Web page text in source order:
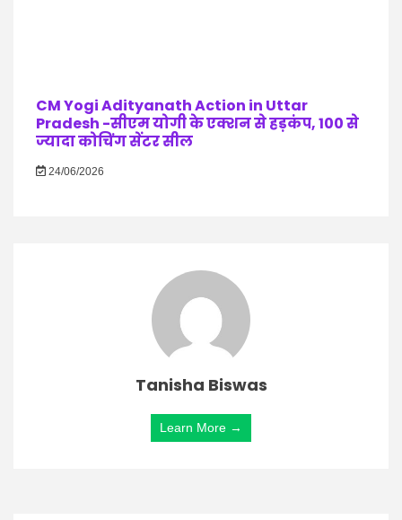
CM Yogi Adityanath Action in Uttar
Pradesh -सीएम योगी के एक्शन से हड़कंप, 100 से
ज्यादा कोचिंग सेंटर सील
24/06/2026
Tanisha Biswas
Learn More →